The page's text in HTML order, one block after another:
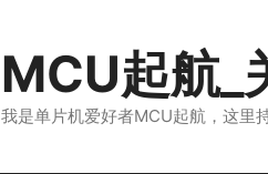
MCU起航_
我是单片机爱好者MCU起航，这里